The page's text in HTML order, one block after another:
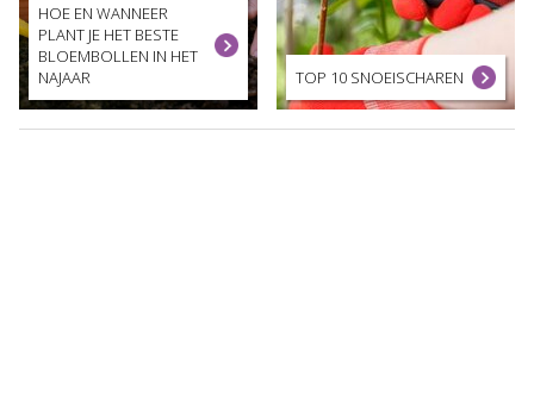
HOE EN WANNEER
PLANT JE HET BESTE
BLOEMBOLLEN IN HET
NAJAAR
TOP 10 SNOEISCHAREN